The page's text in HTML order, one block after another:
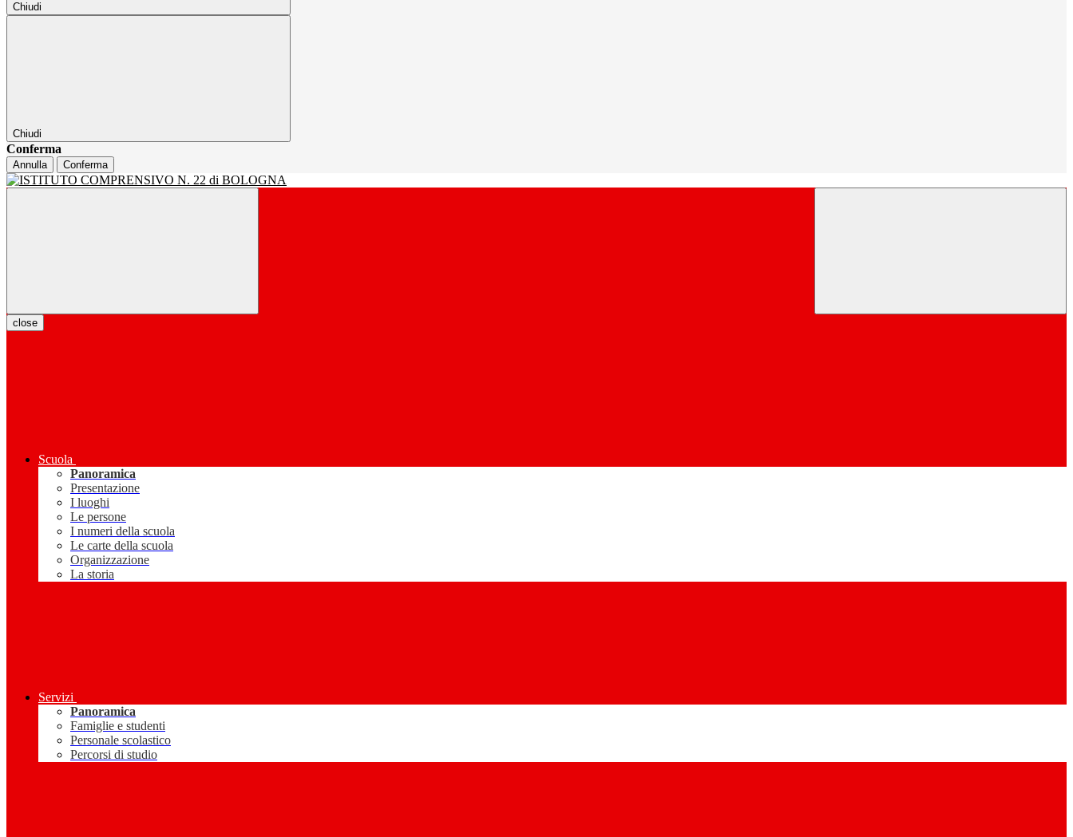
Chiudi
Chiudi
Conferma
Annulla Conferma
close
Scuola
Panoramica
Presentazione
I luoghi
Le persone
I numeri della scuola
Le carte della scuola
Organizzazione
La storia
Servizi
Panoramica
Famiglie e studenti
Personale scolastico
Percorsi di studio